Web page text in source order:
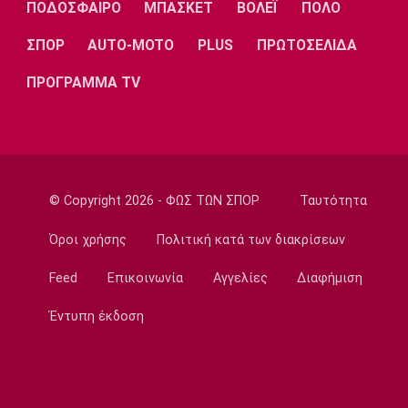
19:30
Μπάσκετ Ελλάδα
19:15
είσοδος στα play-offs»
Super League 1
Παναθηναϊκός: Επαγγελματικά συμβόλαια σε
18:45
Εθνικές Μπάσκετ
ΠΟΔΟΣΦΑΙΡΟ ΜΠΑΣΚΕΤ ΒΟΛΕΪ ΠΟΛΟ
ΣΠΟΡ AUTO-MOTO PLUS ΠΡΩΤΟΣΕΛΙΔΑ
ΠΡΟΓΡΑΜΜΑ TV
© Copyright 2026 - ΦΩΣ ΤΩΝ ΣΠΟΡ Ταυτότητα
Όροι χρήσης Πολιτική κατά των διακρίσεων
Feed Επικοινωνία Αγγελίες Διαφήμιση
Έντυπη έκδοση